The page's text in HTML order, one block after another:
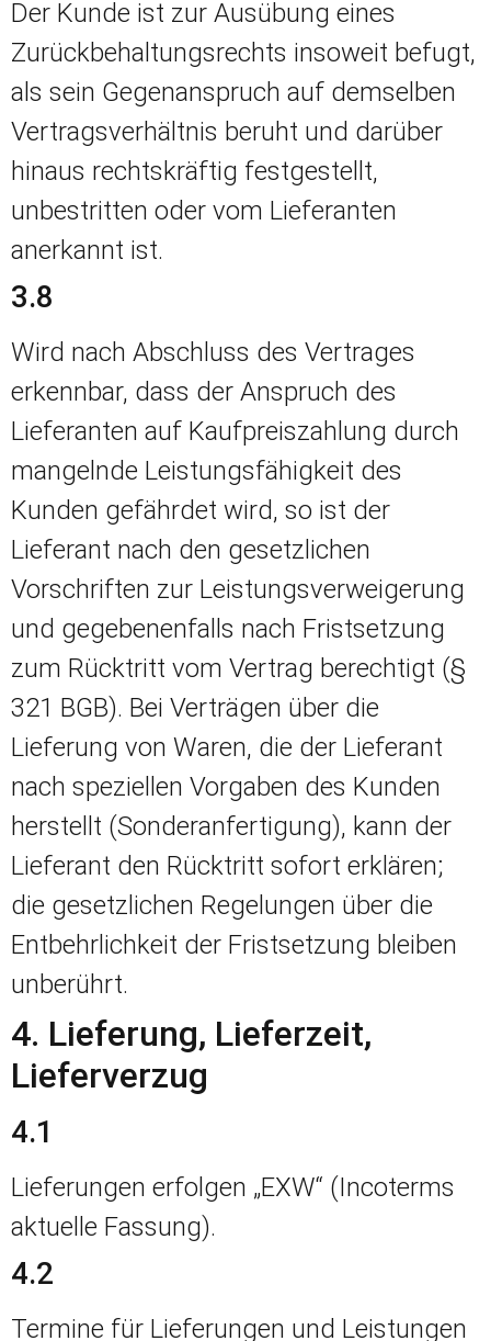
Der Kunde ist zur Ausübung eines
Zurückbehaltungsrechts insoweit befugt,
als sein Gegenanspruch auf demselben
Vertragsverhältnis beruht und darüber
hinaus rechtskräftig festgestellt,
unbestritten oder vom Lieferanten
anerkannt ist.
3.8
Wird nach Abschluss des Vertrages
erkennbar, dass der Anspruch des
Lieferanten auf Kaufpreiszahlung durch
mangelnde Leistungsfähigkeit des
Kunden gefährdet wird, so ist der
Lieferant nach den gesetzlichen
Vorschriften zur Leistungsverweigerung
und gegebenenfalls nach Fristsetzung
zum Rücktritt vom Vertrag berechtigt (§
321 BGB). Bei Verträgen über die
Lieferung von Waren, die der Lieferant
nach speziellen Vorgaben des Kunden
herstellt (Sonderanfertigung), kann der
Lieferant den Rücktritt sofort erklären;
die gesetzlichen Regelungen über die
Entbehrlichkeit der Fristsetzung bleiben
unberührt.
4. Lieferung, Lieferzeit,
Lieferverzug
4.1
Lieferungen erfolgen „EXW“ (Incoterms
aktuelle Fassung).
4.2
Termine für Lieferungen und Leistungen